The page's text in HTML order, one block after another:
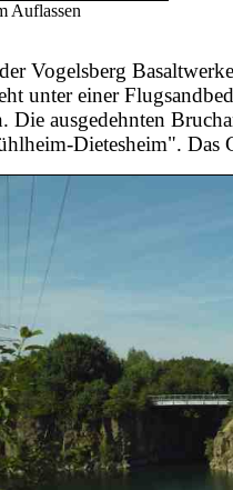
Auflassen
Vogelsberg
unter einer
Die ausgedehnten
Dietesheim".